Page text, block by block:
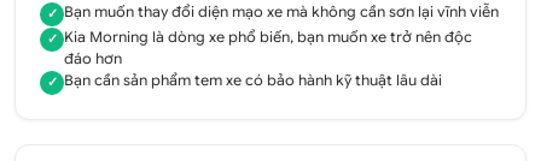
✓ Bạn muốn thay đổi diện mạo xe mà không cần sơn lại vĩnh viễn
✓ Kia Morning là dòng xe phổ biến, bạn muốn xe trở nên độc
đáo hơn
✓ Bạn cần sản phẩm tem xe có bảo hành kỹ thuật lâu dài